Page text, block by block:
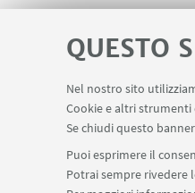
QUESTO
Nel nostro sito
Cookie e altri
Se chiudi questo
Puoi esprimere il
Potrai sempre rivedere